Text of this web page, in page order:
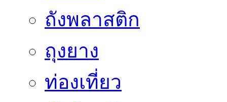
ถังพลาสติก
ถุงยาง
ท่องเที่ยว